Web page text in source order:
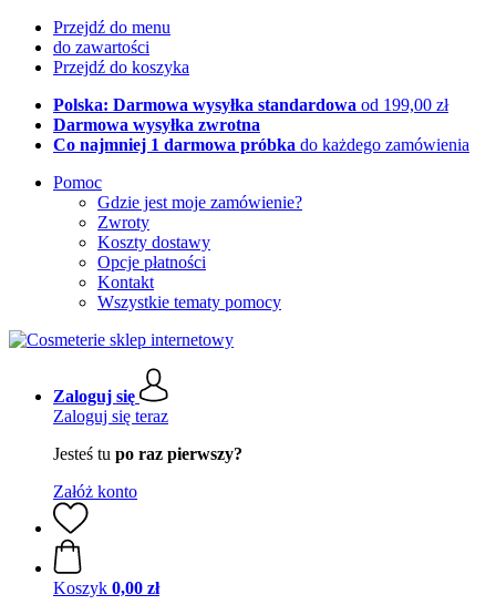
Przejdź do menu
do zawartości
Przejdź do koszyka
Polska: Darmowa wysyłka standardowa od 199,00 zł
Darmowa wysyłka zwrotna
Co najmniej 1 darmowa próbka do każdego zamówienia
Pomoc
Gdzie jest moje zamówienie?
Zwroty
Koszty dostawy
Opcje płatności
Kontakt
Wszystkie tematy pomocy
Zaloguj się
Zaloguj się teraz
Jesteś tu po raz pierwszy?
Załóż konto
Koszyk 0,00 zł